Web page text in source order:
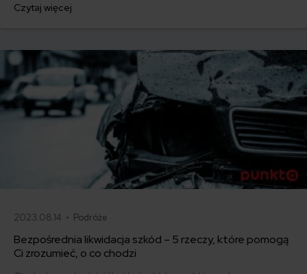
lat zajmujący się rynkiem ubezpieczeniowym i finansowym.
Czytaj więcej
2023.08.14 • Podróże
Bezpośrednia likwidacja szkód – 5 rzeczy, które pomogą
Ci zrozumieć, o co chodzi